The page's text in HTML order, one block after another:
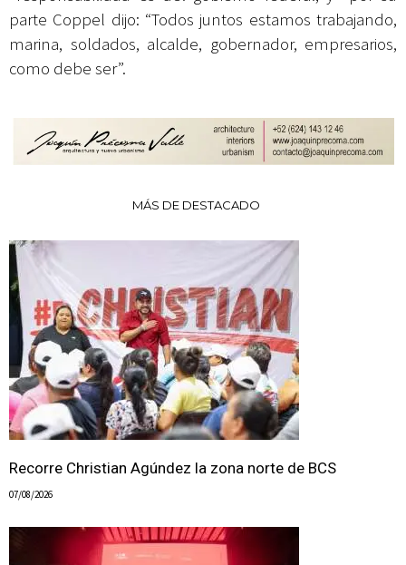
parte Coppel dijo: “Todos juntos estamos trabajando,
marina, soldados, alcalde, gobernador, empresarios,
como debe ser”.
MÁS DE DESTACADO
Recorre Christian Agúndez la zona norte de BCS
07/08/2026